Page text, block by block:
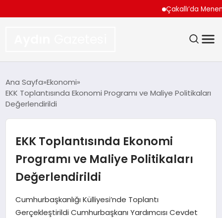
Çakallı’da
TEKNOLOJI
SIYASET
YAŞAM
Ana Sayfa Ekonomi
EKK Toplantısında Ekonomi Programı ve Maliye Politikaları
Değerlendirildi
EKK Toplantısında Ekonomi
Programı ve Maliye Politikaları
Değerlendirildi
Cumhurbaşkanlığı Külliyesi’nde Toplantı
Gerçekleştirildi Cumhurbaşkanı Yardımcısı Cevdet